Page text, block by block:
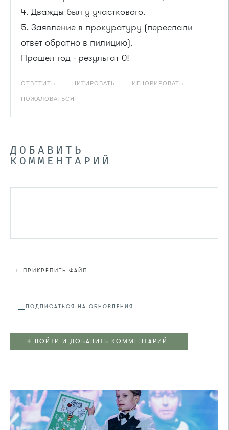
4. Дважды был у участкового.
5. Заявление в прокуратуру (переслали
ответ обратно в пилицию).
Прошел год - результат 0!
ОТВЕТИТЬ ЦИТИРОВАТЬ ИГНОРИРОВАТЬ
ПОЖАЛОВАТЬСЯ
ДОБАВИТЬ
КОММЕНТАРИЙ
+ ПРИКРЕПИТЬ ФАЙЛ
ПОДПИСАТЬСЯ НА ОБНОВЛЕНИЯ
+ ВОЙТИ И ДОБАВИТЬ КОММЕНТАРИЙ